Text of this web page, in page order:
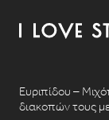
Ευριπίδου –
διακοπών τους